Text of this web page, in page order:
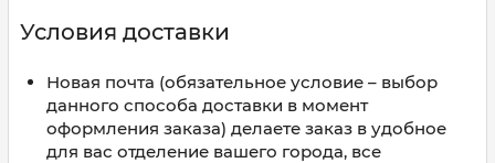
Условия доставки
Новая почта (обязательное условие – выбор
данного способа доставки в момент
оформления заказа) делаете заказ в удобное
для вас отделение вашего города, все